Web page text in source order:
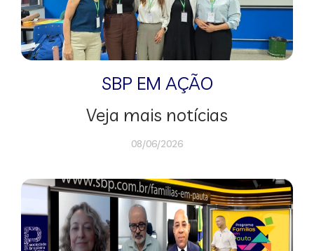
SBP EM AÇÃO
Veja mais notícias
08/06/2026